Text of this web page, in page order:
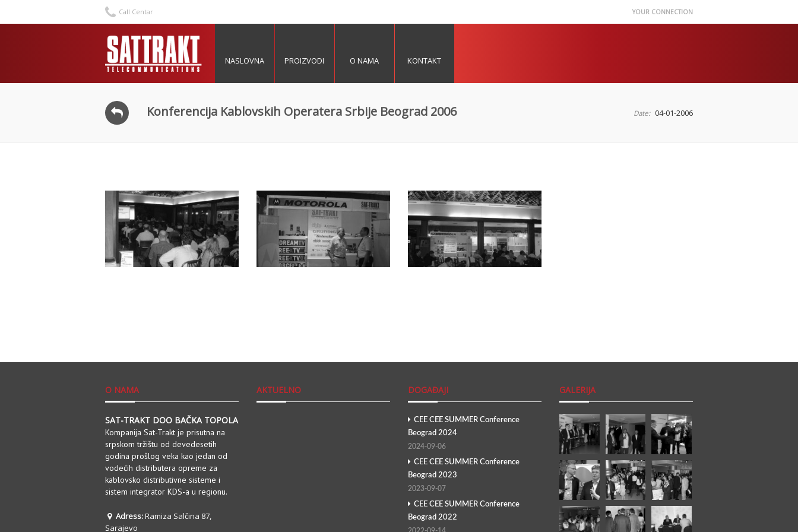
Call Centar YOUR CONNECTION
NASLOVNA PROIZVODI O NAMA KONTAKT
Konferencija Kablovskih Operatera Srbije Beograd 2006 Date: 04-01-2006
O NAMA
SAT-TRAKT DOO BAČKA TOPOLA
Kompanija Sat-Trakt je prisutna na
srpskom tržištu od devedesetih
godina prošlog veka kao jedan od
vodećih distributera opreme za
kablovsko distributivne sisteme i
sistem integrator KDS-a u regionu.
Adress:Ramiza Salčina 87,
Sarajevo
AKTUELNO DOGAĐAJI
CEE CEE SUMMER Conference
Beograd 2024
2024-09-06
CEE CEE SUMMER Conference
Beograd 2023
2023-09-07
CEE CEE SUMMER Conference
Beograd 2022
GALERIJA